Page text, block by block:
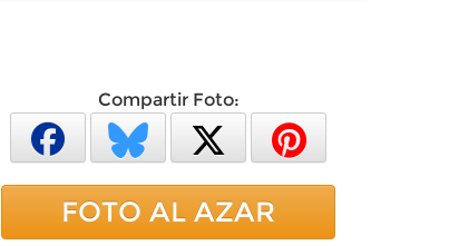
Compartir Foto:
FOTO AL AZAR